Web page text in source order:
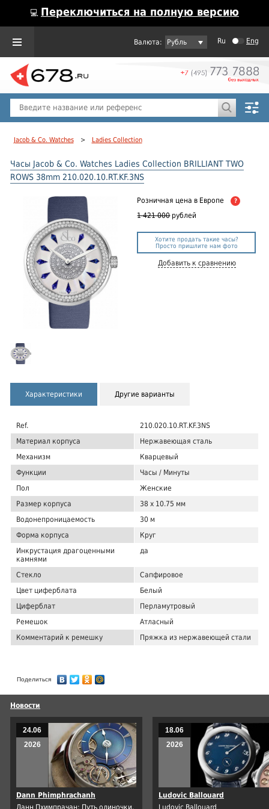
💻 Переключиться на полную версию
Рубль Ru Eng
Jacob & Co. Watches > Ladies Collection
Часы Jacob & Co. Watches Ladies Collection BRILLIANT TWO
ROWS 38mm 210.020.10.RT.KF.3NS
Розничная цена в Европе ?
1 421 000 рублей
Хотите продать такие часы?
Просто пришлите нам фото
Добавить к сравнению
Характеристики Другие варианты
Ref.
210.020.10.RT.KF.3NS
Материал корпуса
Нержавеющая сталь
Механизм
Кварцевый
Функции
Часы / Минуты
Пол
Женские
Размер корпуса
38 x 10.75 мм
Водонепроницаемость
30 м
Форма корпуса
Круг
Инкрустация драгоценными
камнями
да
Стекло
Сапфировое
Цвет циферблата
Белый
Циферблат
Перламутровый
Ремешок
Атласный
Комментарий к ремешку
Пряжка из нержавеющей стали
Поделиться
Новости
24.06
2026
Dann Phimphrachanh
Данн Пхимпрачан: Путь одиночки,
18.06
2026
Ludovic Ballouard
Ludovic Ballouard